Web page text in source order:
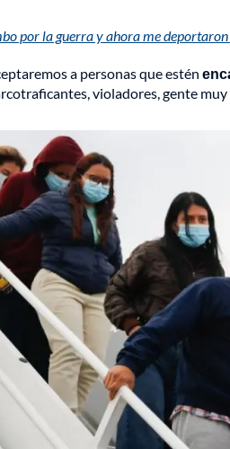
por la guerra y ahora me
a personas que estén
violadores, gente